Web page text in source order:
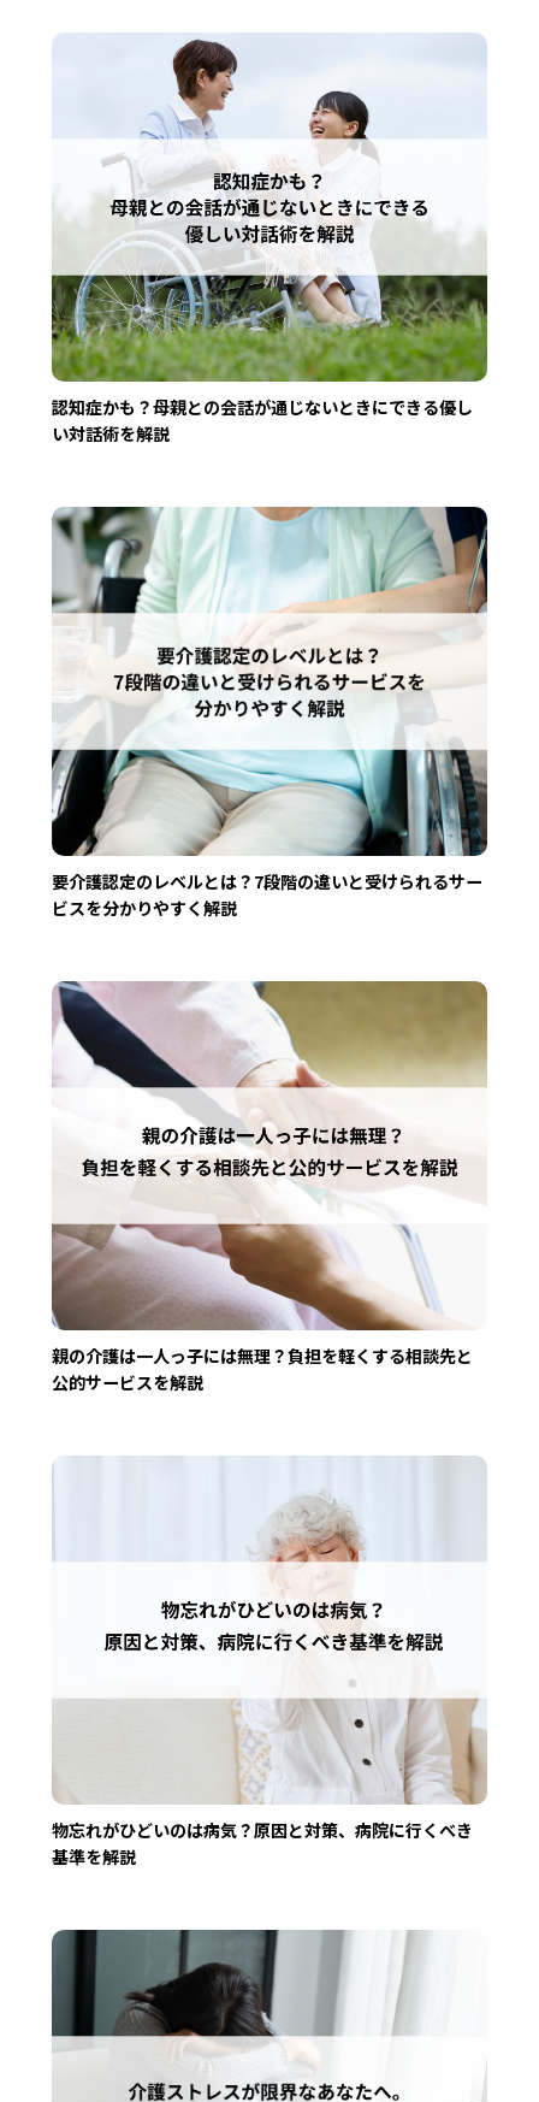
認知症かも？母親との会話が通じないときにできる優し
い対話術を解説
要介護認定のレベルとは？7段階の違いと受けられるサー
ビスを分かりやすく解説
親の介護は一人っ子には無理？負担を軽くする相談先と
公的サービスを解説
物忘れがひどいのは病気？原因と対策、病院に行くべき
基準を解説